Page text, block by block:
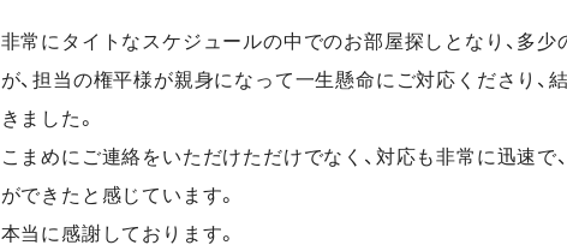
非常にタイトなスケジュールの中でのお部屋探しとなり、多
が、担当の権平様が親身になって一生懸命にご対応くださり
きました。
こまめにご連絡をいただけただけでなく、対応も非常に迅速で
ができたと感じています。
本当に感謝しております。